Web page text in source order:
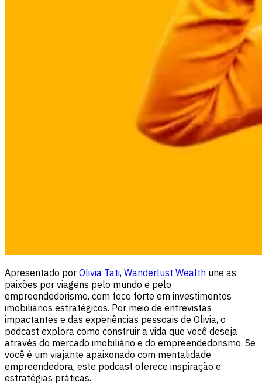
Apresentado por Olivia Tati, Wanderlust Wealth une as
paixões por viagens pelo mundo e pelo
empreendedorismo, com foco forte em investimentos
imobiliários estratégicos. Por meio de entrevistas
impactantes e das experiências pessoais de Olivia, o
podcast explora como construir a vida que você deseja
através do mercado imobiliário e do empreendedorismo. Se
você é um viajante apaixonado com mentalidade
empreendedora, este podcast oferece inspiração e
estratégias práticas.